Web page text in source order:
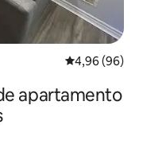
4,96 de uma
4,96 (96)
apartamento